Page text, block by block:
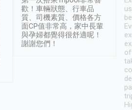
歡！車輛狀態、行車品
質、司機素質、價格各方
面CP值非常高，家中長輩
與孕婦都覺得很舒適呢！
謝謝您們！